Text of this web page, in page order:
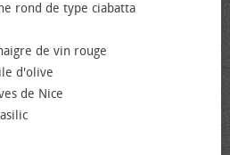
rond de type ciabatta
de vin rouge
d'olive
de Nice